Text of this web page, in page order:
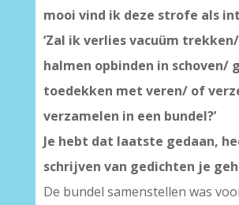
mooi vind ik deze strofe als
‘Zal ik verlies vacuüm
halmen opbinden in schoven/
toedekken met veren/ of
verzamelen in een bundel?’
Je hebt dat laatste gedaan,
schrijven van gedichten je
De bundel samenstellen was